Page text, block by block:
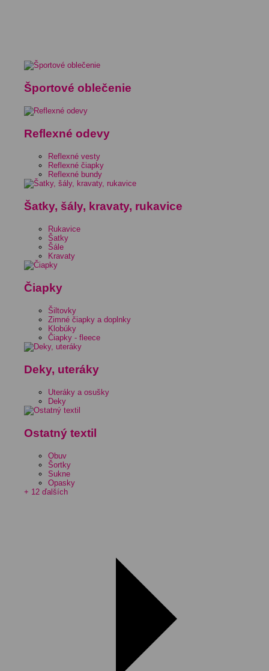
Športové oblečenie
Reflexné odevy
Reflexné vesty
Reflexné čiapky
Reflexné bundy
Šatky, šály, kravaty, rukavice
Rukavice
Šatky
Šále
Kravaty
Čiapky
Šiltovky
Zimné čiapky a doplnky
Klobúky
Čiapky - fleece
Deky, uteráky
Uteráky a osušky
Deky
Ostatný textil
Obuv
Šortky
Sukne
Opasky
+ 12 ďalších